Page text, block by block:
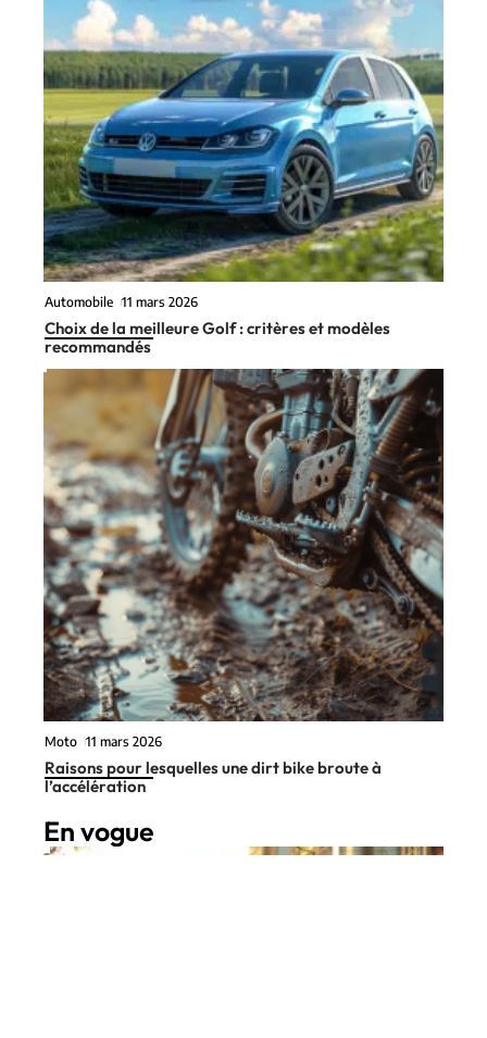
Automobile 11 mars 2026
Choix de la meilleure Golf : critères et modèles
recommandés
Moto 11 mars 2026
Raisons pour lesquelles une dirt bike broute à
l’accélération
En vogue